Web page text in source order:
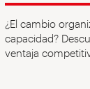
¿El cambio
capacidad?
ventaja